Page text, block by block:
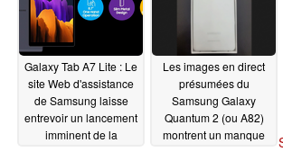
Galaxy Tab A7 Lite : Le
site Web d'assistance
de Samsung laisse
entrevoir un lancement
imminent de la
Les images en direct
présumées du
Samsung Galaxy
Quantum 2 (ou A82)
montrent un manque